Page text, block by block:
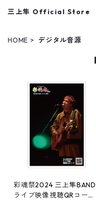
三上隼 Official Store
HOME デジタル音源
彩魂祭2024 三上隼BAND
ライブ映像視聴QRコード